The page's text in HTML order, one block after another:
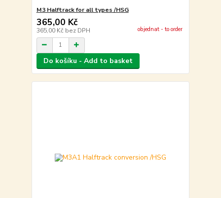
M3 Halftrack for all types /HSG
365,00 Kč
365,00 Kč bez DPH objednat - to order
Do košíku - Add to basket